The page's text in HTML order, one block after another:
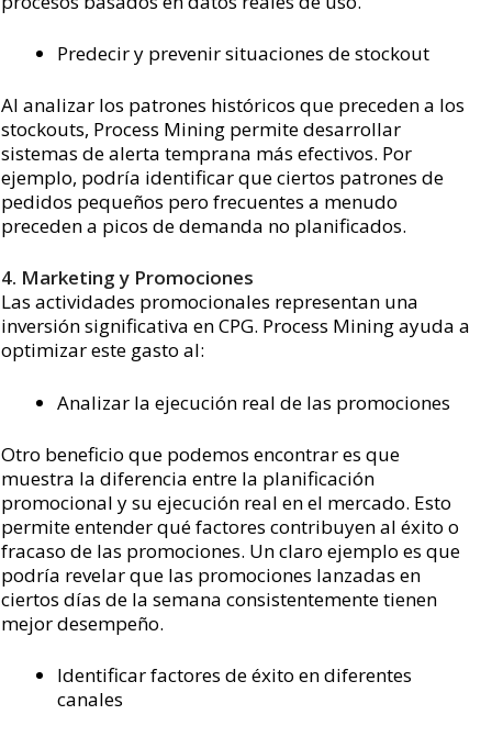
Predecir y prevenir situaciones de stockout
Al analizar los patrones históricos que preceden a los
stockouts, Process Mining permite desarrollar
sistemas de alerta temprana más efectivos. Por
ejemplo, podría identificar que ciertos patrones de
pedidos pequeños pero frecuentes a menudo
preceden a picos de demanda no planificados.
4. Marketing y Promociones
Las actividades promocionales representan una
inversión significativa en CPG. Process Mining ayuda a
optimizar este gasto al:
Analizar la ejecución real de las promociones
Otro beneficio que podemos encontrar es que
muestra la diferencia entre la planificación
promocional y su ejecución real en el mercado. Esto
permite entender qué factores contribuyen al éxito o
fracaso de las promociones. Un claro ejemplo es que
podría revelar que las promociones lanzadas en
ciertos días de la semana consistentemente tienen
mejor desempeño.
Identificar factores de éxito en diferentes
canales